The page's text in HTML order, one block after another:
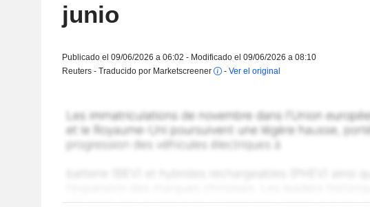
junio
Publicado el 09/06/2026 a 06:02 - Modificado el 09/06/2026 a 08:10
Reuters - Traducido por Marketscreener
- Ver el original